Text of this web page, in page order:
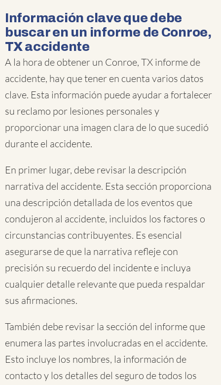
Información clave que debe
buscar en un informe de Conroe,
TX accidente
A la hora de obtener un Conroe, TX informe de
accidente, hay que tener en cuenta varios datos
clave. Esta información puede ayudar a fortalecer
su reclamo por lesiones personales y
proporcionar una imagen clara de lo que sucedió
durante el accidente.
En primer lugar, debe revisar la descripción
narrativa del accidente. Esta sección proporciona
una descripción detallada de los eventos que
condujeron al accidente, incluidos los factores o
circunstancias contribuyentes. Es esencial
asegurarse de que la narrativa refleje con
precisión su recuerdo del incidente e incluya
cualquier detalle relevante que pueda respaldar
sus afirmaciones.
También debe revisar la sección del informe que
enumera las partes involucradas en el accidente.
Esto incluye los nombres, la información de
contacto y los detalles del seguro de todos los